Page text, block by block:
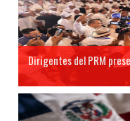
Dirigentes del PRM